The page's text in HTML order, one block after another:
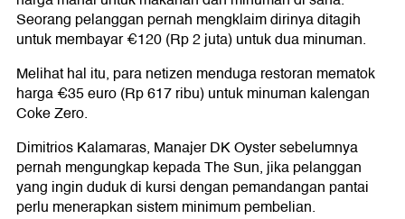
Seorang pelanggan pernah mengklaim dirinya ditagih
untuk membayar €120 (Rp 2 juta) untuk dua minuman.
Melihat hal itu, para netizen menduga restoran mematok
harga €35 euro (Rp 617 ribu) untuk minuman kalengan
Coke Zero.
Dimitrios Kalamaras, Manajer DK Oyster sebelumnya
pernah mengungkap kepada The Sun, jika pelanggan
yang ingin duduk di kursi dengan pemandangan pantai
perlu menerapkan sistem minimum pembelian.